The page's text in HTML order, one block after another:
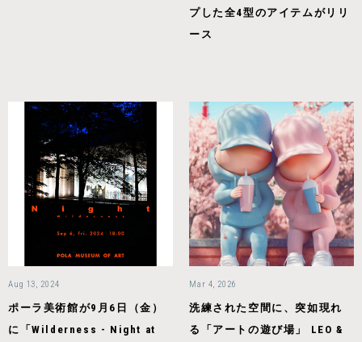
プした全4型のアイテムがリリ
ース
Aug 13, 2024
ポーラ美術館が9月6日（金）
に「Wilderness - Night at
Mar 4, 2026
洗練された空間に、突如現れ
る「アートの遊び場」 LEO &